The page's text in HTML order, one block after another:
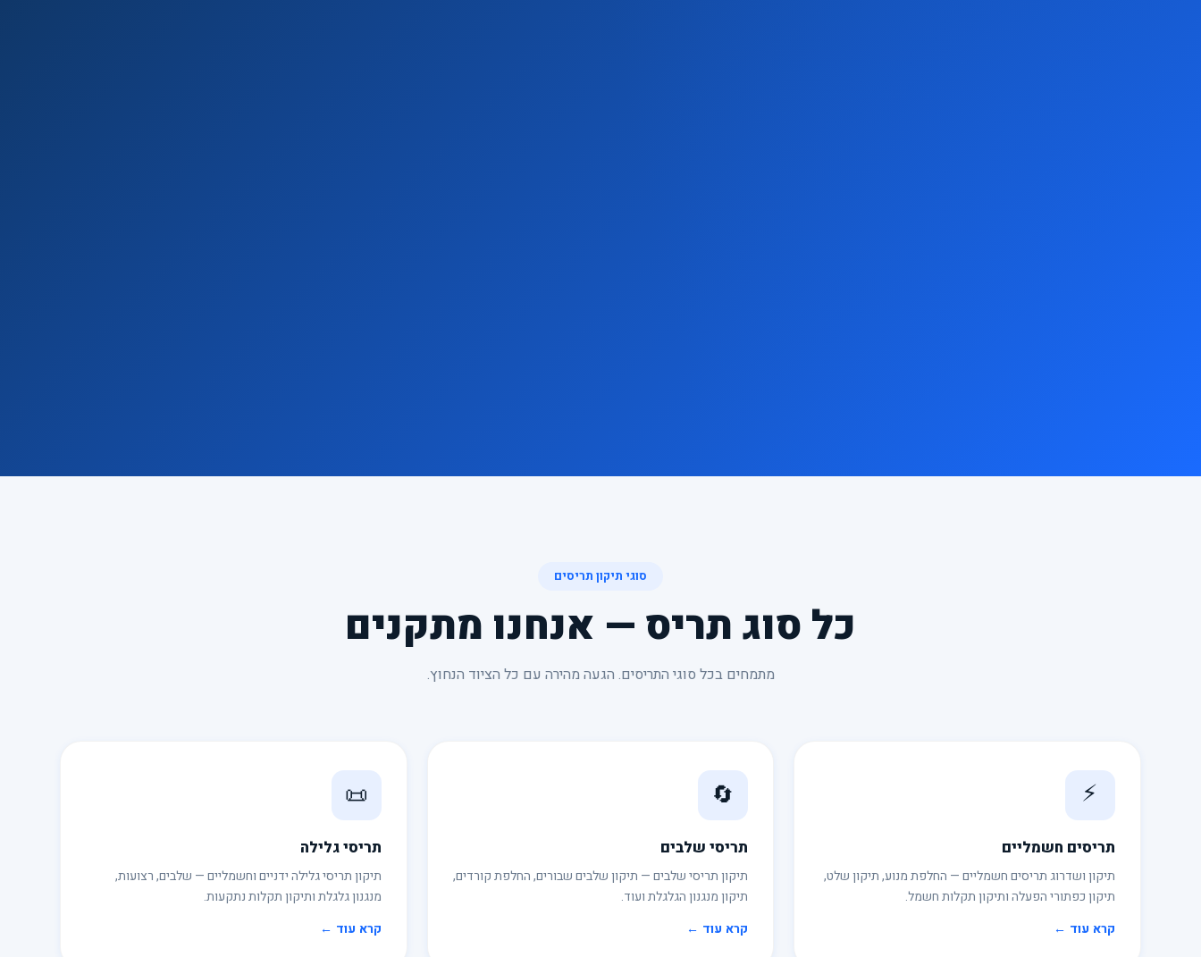
סוגי תיקון תריסים
כל סוג תריס — אנחנו מתקנים
מתמחים בכל סוגי התריסים. הגעה מהירה עם כל הציוד הנחוץ.
⚡
תריסים חשמליים
תיקון ושדרוג תריסים חשמליים — החלפת מנוע, תיקון שלט,
תיקון כפתורי הפעלה ותיקון תקלות חשמל.
קרא עוד ←
🔄
תריסי שלבים
תיקון תריסי שלבים — תיקון שלבים שבורים, החלפת קורדים,
תיקון מנגנון הגלגלת ועוד.
קרא עוד ←
📜
תריסי גלילה
תיקון תריסי גלילה ידניים וחשמליים — שלבים, רצועות,
מנגנון גלגלת ותיקון תקלות נתקעות.
קרא עוד ←